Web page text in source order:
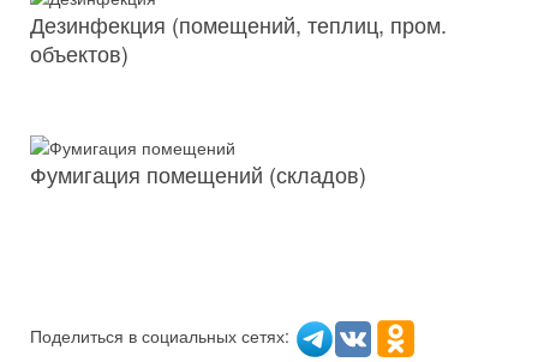
Дезинфекция (помещений, теплиц, пром.
объектов)
Фумигация помещений (складов)
Поделиться в социальных сетях: